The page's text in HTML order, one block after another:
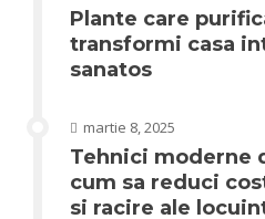
Plante care
transformi casa
sanatos
martie 8, 2025
Tehnici moderne
cum sa reduci
si racire ale